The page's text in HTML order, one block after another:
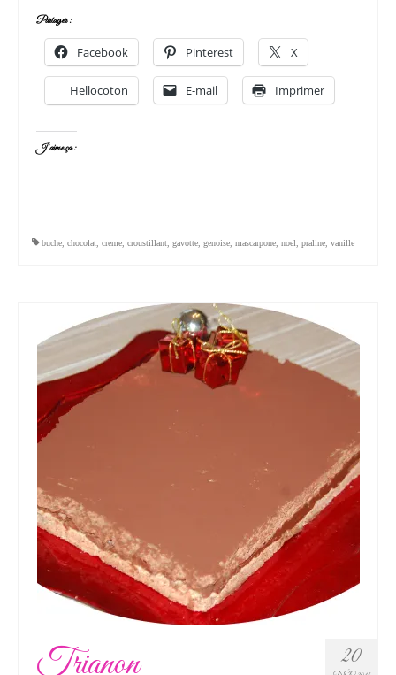
Partager :
Facebook Pinterest X
Hellocoton E-mail Imprimer
J’aime ça :
buche chocolat creme croustillant gavotte genoise mascarpone noel praline vanille
20
Trianon